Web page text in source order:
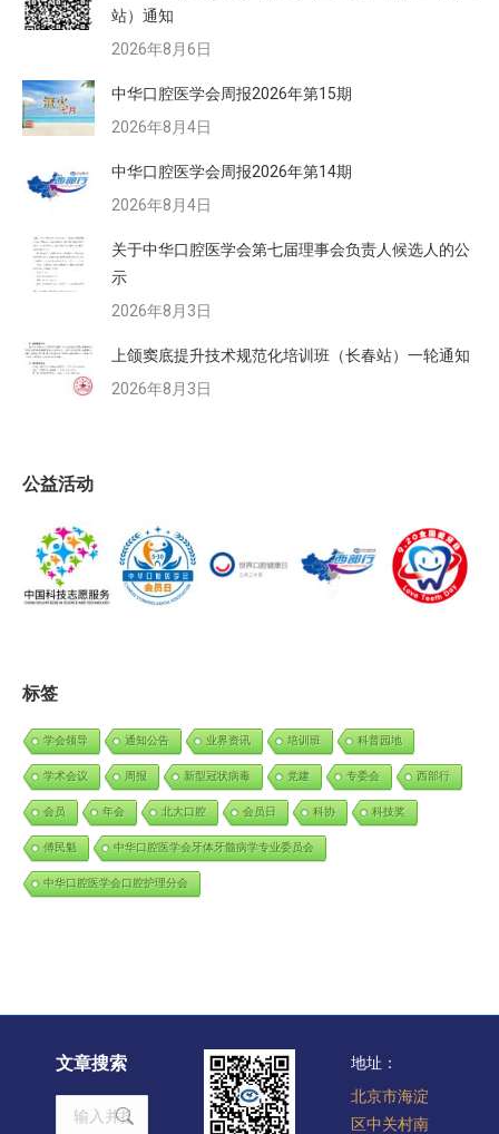
站）通知
2026年8月6日
中华口腔医学会周报2026年第15期
2026年8月4日
中华口腔医学会周报2026年第14期
2026年8月4日
关于中华口腔医学会第七届理事会负责人候选人的公
示
2026年8月3日
上颌窦底提升技术规范化培训班（长春站）一轮通知
2026年8月3日
公益活动
标签
学会领导 通知公告 业界资讯 培训班 科普园地
学术会议 周报 新型冠状病毒 党建 专委会 西部行
会员 年会 北大口腔 会员日 科协 科技奖
傅民魁 中华口腔医学会牙体牙髓病学专业委员会
中华口腔医学会口腔护理分会
文章搜索
Search:
地址：
北京市海淀
区中关村南